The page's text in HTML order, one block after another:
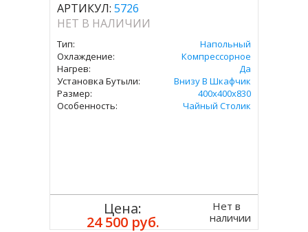
АРТИКУЛ: 5726
НЕТ В НАЛИЧИИ
Тип:
Напольный
Охлаждение:
Компрессорное
Нагрев:
Да
Установка Бутыли:
Внизу В Шкафчик
Размер:
400х400х830
Особенность:
Чайный Столик
Цена:
24 500 руб.
Нет в
наличии